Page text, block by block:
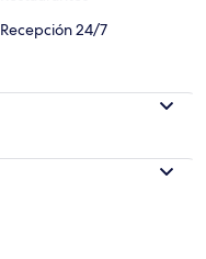
Recepción 24/7